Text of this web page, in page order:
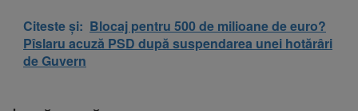
Citeste și: Blocaj pentru 500 de milioane de euro?
Pîslaru acuză PSD după suspendarea unei hotărâri
de Guvern